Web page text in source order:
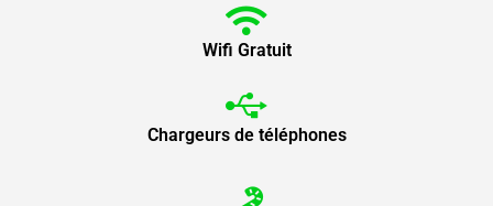
Wifi Gratuit
Chargeurs de téléphones